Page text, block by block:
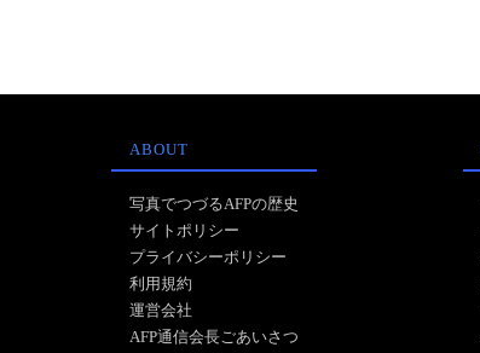
ABOUT
写真でつづるAFPの歴史
サイトポリシー
プライバシーポリシー
利用規約
運営会社
AFP通信会長ごあいさつ